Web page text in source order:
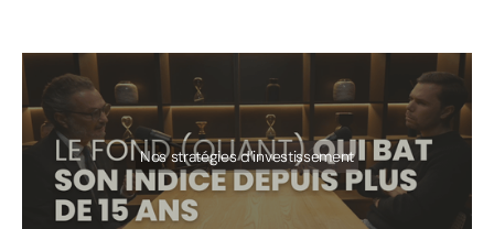
Nos stratégies d’investissement